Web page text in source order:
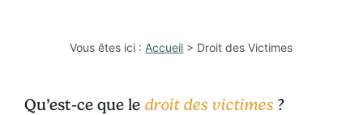
Vous êtes ici : Accueil > Droit des Victimes
Qu’est-ce que le droit des victimes ?